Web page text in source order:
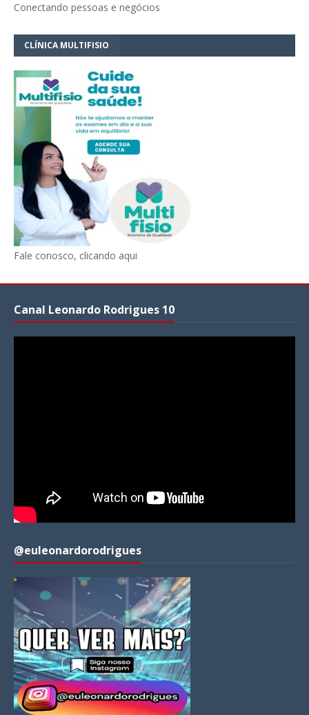
Conectando pessoas e negócios
CLÍNICA MULTIFISIO
Fale conosco, clicando aqui
Canal Leonardo Rodrigues 10
@euleonardorodrigues